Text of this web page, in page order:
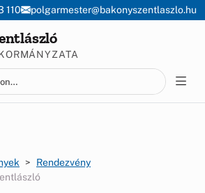
110 polgarmester@bakonyszentlaszlo.hu
Rendezvény